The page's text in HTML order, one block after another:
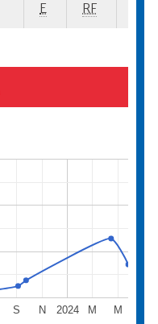
E RF
2024
S N M M